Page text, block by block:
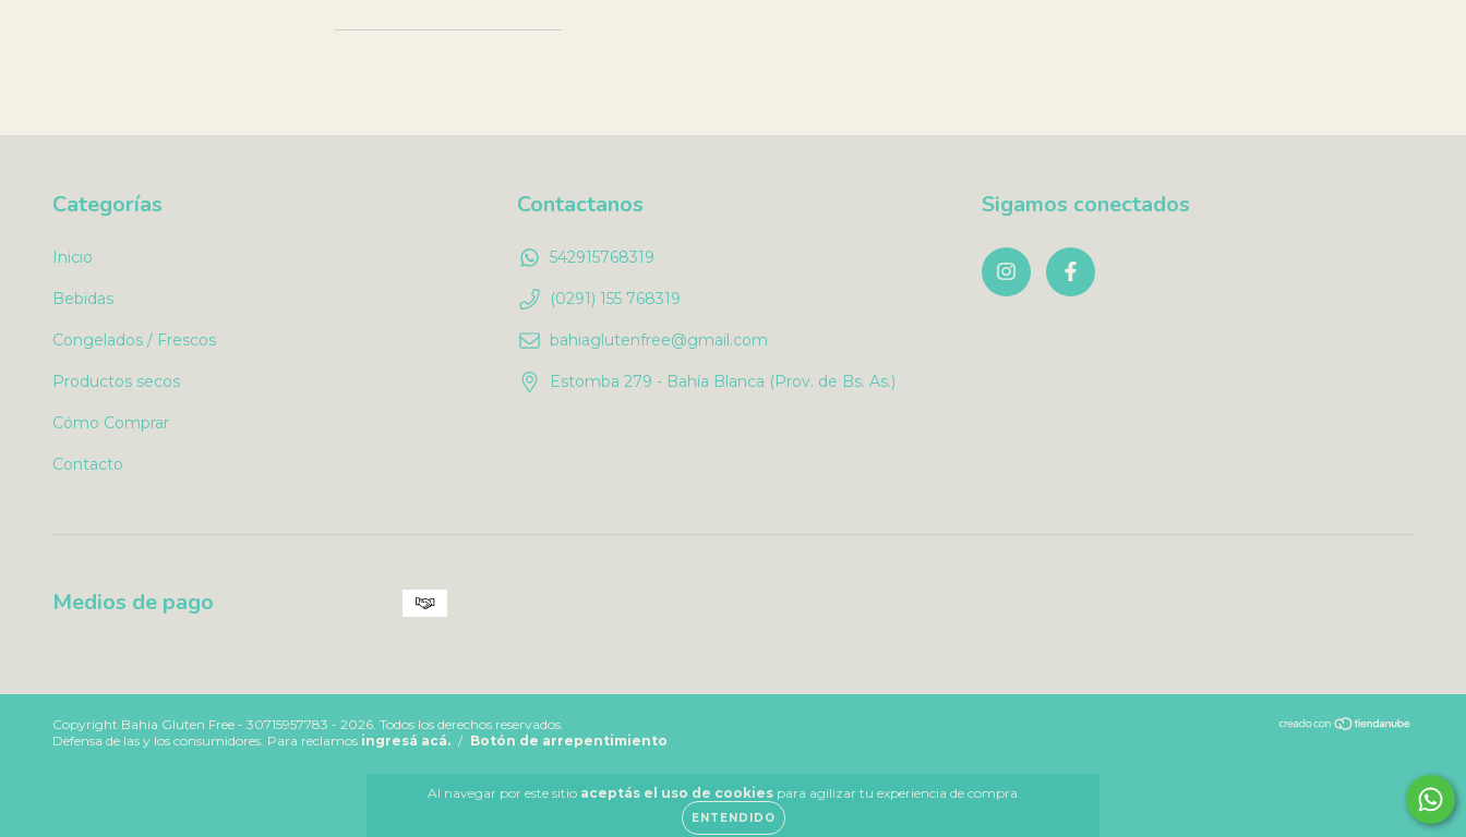
Al navegar por este sitio aceptás el uso de cookies para agilizar tu experiencia de compra.
ENTENDIDO
Categorías
Inicio
Bebidas
Congelados / Frescos
Productos secos
Cómo Comprar
Contacto
Contactanos
542915768319
(0291) 155 768319
bahiaglutenfree@gmail.com
Estomba 279 - Bahía Blanca (Prov. de Bs. As.)
Sigamos conectados
Medios de pago
Copyright Bahia Gluten Free - 30715957783 - 2026. Todos los derechos reservados.
Defensa de las y los consumidores. Para reclamos ingresá acá. / Botón de arrepentimiento